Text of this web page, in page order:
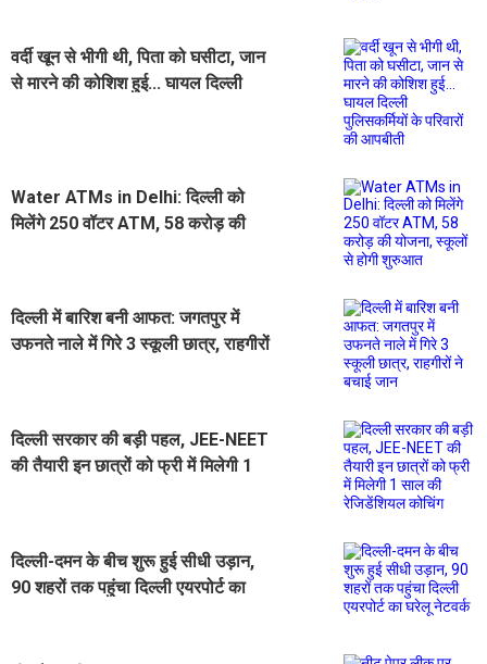
वर्दी खून से भीगी थी, पिता को घसीटा, जान
से मारने की कोशिश हुई... घायल दिल्ली
Water ATMs in Delhi: दिल्ली को
मिलेंगे 250 वॉटर ATM, 58 करोड़ की
दिल्ली में बारिश बनी आफत: जगतपुर में
उफनते नाले में गिरे 3 स्कूली छात्र, राहगीरों
दिल्ली सरकार की बड़ी पहल, JEE-NEET
की तैयारी इन छात्रों को फ्री में मिलेगी 1
दिल्ली-दमन के बीच शुरू हुई सीधी उड़ान,
90 शहरों तक पहुंचा दिल्ली एयरपोर्ट का